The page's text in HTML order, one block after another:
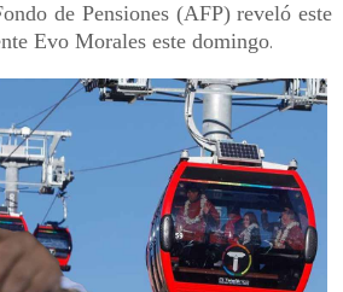
de Pensiones (AFP) reveló este
Evo Morales este domingo.